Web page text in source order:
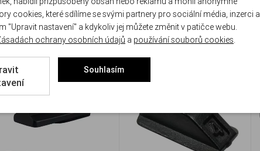
537 Kč 293 Kč
cookies, které sdílíme se svými partnery pro sociální média, inzerci a
"Upravit nastavení" a kdykoliv jej můžete změnit v patičce webu.
ochrany osobních údajů a používání souborů cookies.
Souhlasím